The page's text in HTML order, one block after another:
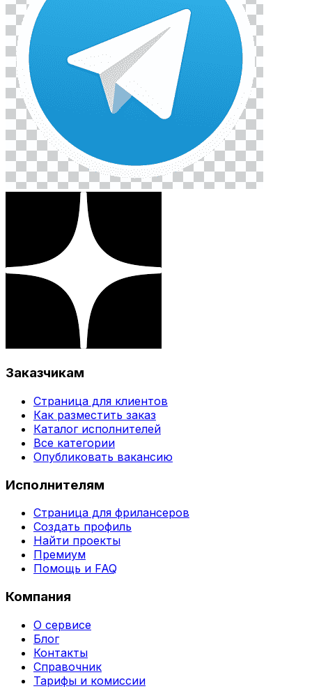
Заказчикам
Страница для клиентов
Как разместить заказ
Каталог исполнителей
Все категории
Опубликовать вакансию
Исполнителям
Страница для фрилансеров
Создать профиль
Найти проекты
Премиум
Помощь и FAQ
Компания
О сервисе
Блог
Контакты
Справочник
Тарифы и комиссии